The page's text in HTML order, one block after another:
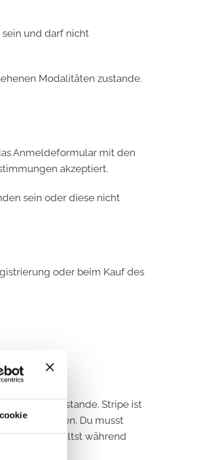
und darf nicht
Modalitäten zustande.
Anmeldeformular mit den
akzeptiert.
sein oder diese nicht
oder beim Kauf des
an Stripe zustande. Stripe ist
können. Du musst
Du erhältst während